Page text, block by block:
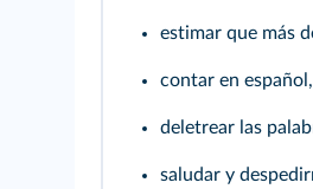
estimar que más
contar en español,
deletrear las
saludar y